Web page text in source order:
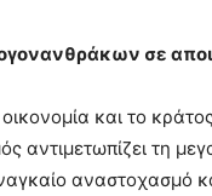
σε
και το
αντιμετωπίζει τη
αναστοχασμό